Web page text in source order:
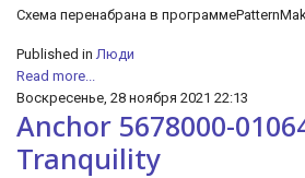
Схема перенабрана в
Published in Люди
Read more...
Воскресенье, 28 ноября 2021 22:13
Anchor 5678000-
Tranquility